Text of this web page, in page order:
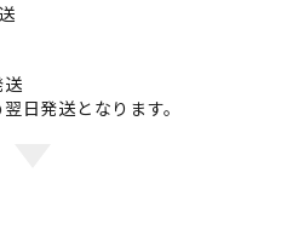
日発送となります。